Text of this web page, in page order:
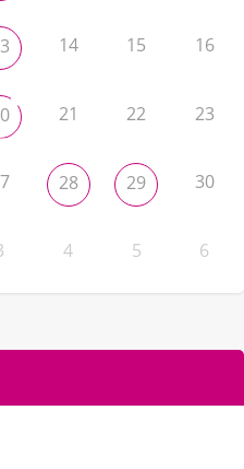
14 15 16
21 22 23
28 29 30
4 5 6